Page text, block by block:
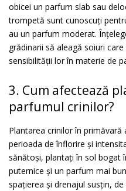
obicei un parfum slab sau
trompetă sunt cunoscuți
au un parfum moderat.
grădinarii să aleagă soiuri
sensibilității lor în materie de
3. Cum afectează
parfumul crinilor?
Plantarea crinilor în
perioada de înflorire și
sănătoși, plantați în sol bogat
puternice și un parfum mai
spațierea și drenajul susțin,